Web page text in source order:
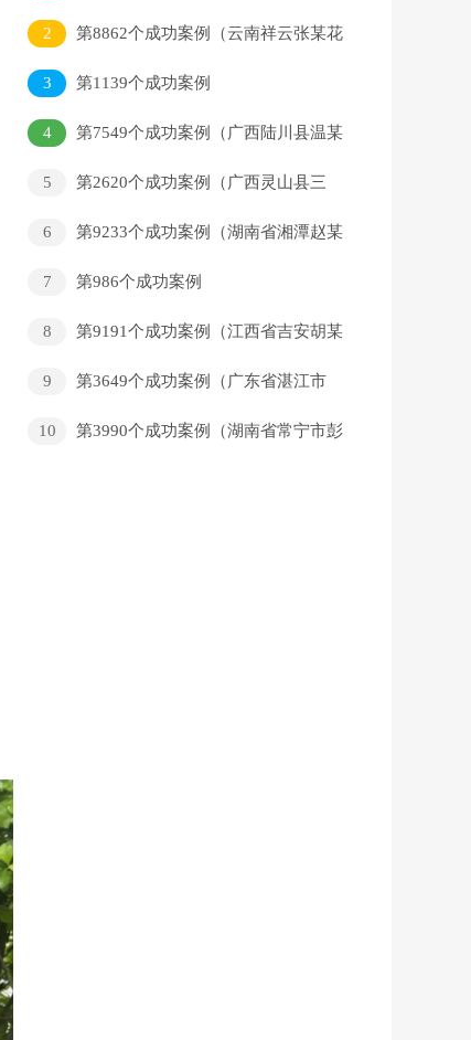
回家）
2
第8862个成功案例（云南祥云张某花
回家）
3
第1139个成功案例
4
第7549个成功案例（广西陆川县温某
5
第2620个成功案例（广西灵山县三
6
第9233个成功案例（湖南省湘潭赵某
7
第986个成功案例
8
第9191个成功案例（江西省吉安胡某
9
第3649个成功案例（广东省湛江市
10
第3990个成功案例（湖南省常宁市彭